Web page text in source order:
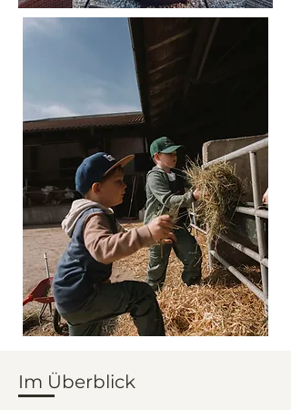
Im Überblick